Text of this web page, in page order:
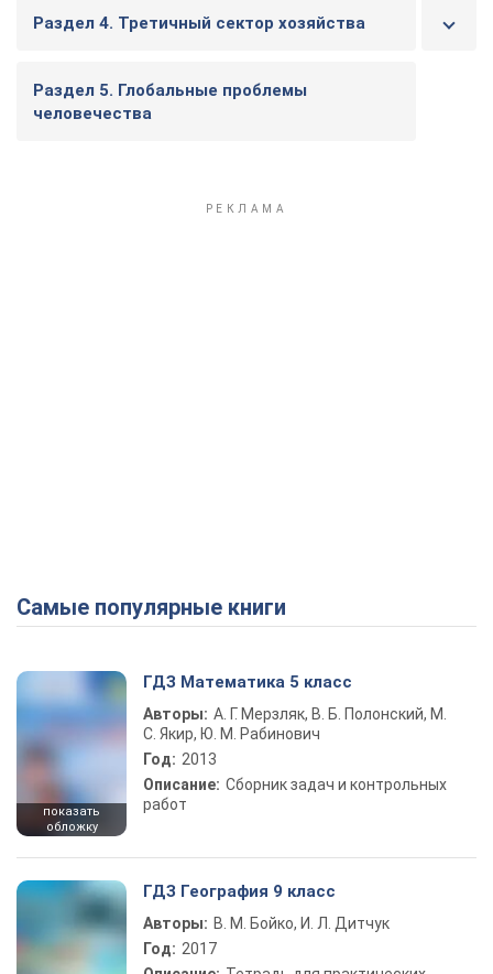
Раздел 4. Третичный сектор хозяйства
Раздел 5. Глобальные проблемы
человечества
Самые популярные книги
показать
обложку
ГДЗ Математика 5 класс
Авторы: А. Г. Мерзляк, В. Б. Полонский, М.
С. Якир, Ю. М. Рабинович
Год: 2013
Описание: Сборник задач и контрольных
работ
ГДЗ География 9 класс
Авторы: В. М. Бойко, И. Л. Дитчук
Год: 2017